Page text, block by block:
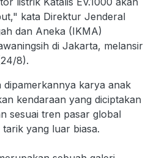
kata Direktur Jenderal
dan Aneka (IKMA)
di Jakarta, melansir
8).
dipamerkannya karya anak
kendaraan yang diciptakan
sesuai tren pasar global
yang luar biasa.